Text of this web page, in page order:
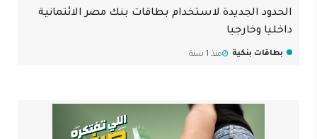
الحدود الجديدة لاستخدام بطاقات بنك مصر الائتمانية
داخليا وخارجيا
بطاقات بنكية منذ 1 سنة